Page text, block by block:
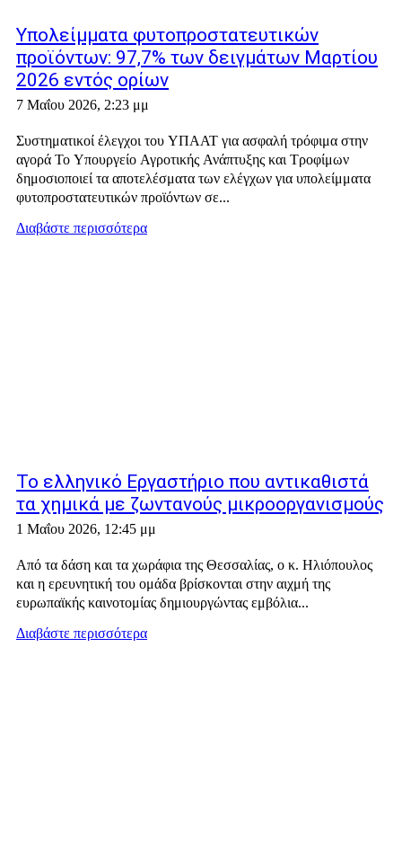
Υπολείμματα φυτοπροστατευτικών
προϊόντων: 97,7% των δειγμάτων Μαρτίου
2026 εντός ορίων
7 Μαΐου 2026, 2:23 μμ
Συστηματικοί έλεγχοι του ΥΠΑΑΤ για ασφαλή τρόφιμα στην
αγορά Το Υπουργείο Αγροτικής Ανάπτυξης και Τροφίμων
δημοσιοποιεί τα αποτελέσματα των ελέγχων για υπολείμματα
φυτοπροστατευτικών προϊόντων σε...
Διαβάστε περισσότερα
Το ελληνικό Εργαστήριο που αντικαθιστά
τα χημικά με ζωντανούς μικροοργανισμούς
1 Μαΐου 2026, 12:45 μμ
Από τα δάση και τα χωράφια της Θεσσαλίας, ο κ. Ηλιόπουλος
και η ερευνητική του ομάδα βρίσκονται στην αιχμή της
ευρωπαϊκής καινοτομίας δημιουργώντας εμβόλια...
Διαβάστε περισσότερα